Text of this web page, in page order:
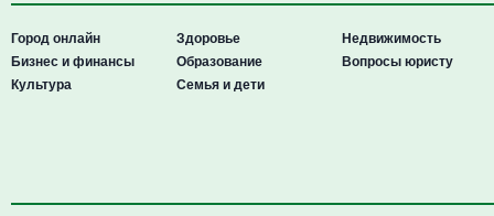
Город онлайн
Бизнес и финансы
Культура
Здоровье
Образование
Семья и дети
Недвижимость
Вопросы юристу